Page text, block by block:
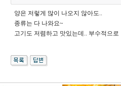
양은 저렇게 많이 나오지 않아도..
종류는 다 나와요~
고기도 저렴하고 맛있는데.. 부수적으